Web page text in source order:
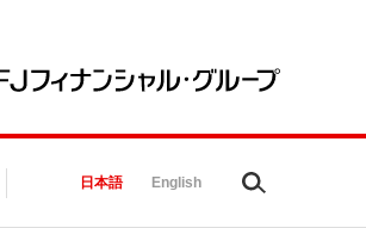
日本語 English